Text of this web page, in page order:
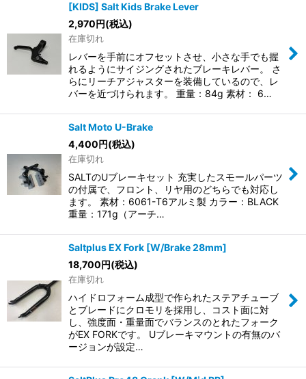
[KIDS] Salt Kids Brake Lever
2,970円(税込)
在庫切れ
レバーを手前にオフセットさせ、小さな手でも握
れるようにサイジングされたブレーキレバー。 さ
らにリーチアジャスターを装備しているので、レ
バーを近づけられます。 重量：84g 素材： 6…
Salt Moto U-Brake
4,400円(税込)
在庫切れ
SALTのUブレーキセット 充実したスモールパーツ
の付属で、フロント、リヤ用のどちらでも対応し
ます。 素材：6061-T6アルミ製 カラー：BLACK
重量：171g（アーチ…
Saltplus EX Fork [W/Brake 28mm]
18,700円(税込)
在庫切れ
ハイドロフォーム成型で作られたステアチューブ
とブレードにクロモリを採用し、コスト面に対
し、強度面・重量面でバランスのとれたフォーク
がEX FORKです。 Uブレーキマウントの有無のバ
ージョンが設定…